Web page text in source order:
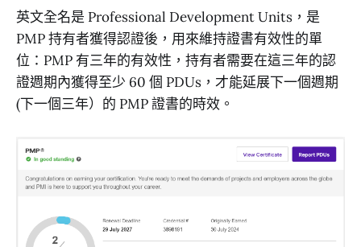
英文全名是 Professional Development Units，是
PMP 持有者獲得認證後，用來維持證書有效性的單
位：PMP 有三年的有效性，持有者需要在這三年的認
證週期內獲得至少 60 個 PDUs，才能延展下一個週期
(下一個三年）的 PMP 證書的時效。